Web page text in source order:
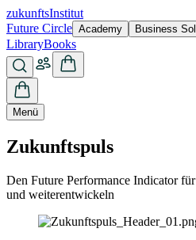
zukunftsInstitut
Future Circle Academy Business
LibraryBooks
Menü
Zukunftspuls
Den Future Performance Indicator
und weiterentwickeln